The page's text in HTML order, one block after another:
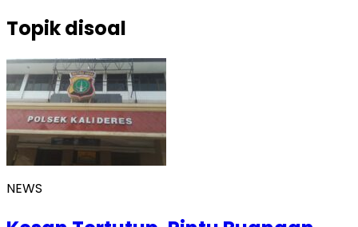
Topikdisoal
NEWS